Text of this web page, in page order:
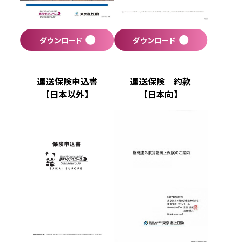
ダウンロード ダウンロード
運送保険申込書
【日本以外】
運送保険 約款
【日本向】